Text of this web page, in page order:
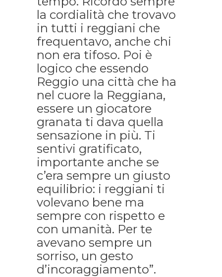
la cordialità che trovavo
in tutti i reggiani che
frequentavo, anche chi
non era tifoso. Poi è
logico che essendo
Reggio una città che ha
nel cuore la Reggiana,
essere un giocatore
granata ti dava quella
sensazione in più. Ti
sentivi gratificato,
importante anche se
c’era sempre un giusto
equilibrio: i reggiani ti
volevano bene ma
sempre con rispetto e
con umanità. Per te
avevano sempre un
sorriso, un gesto
d’incoraggiamento”.